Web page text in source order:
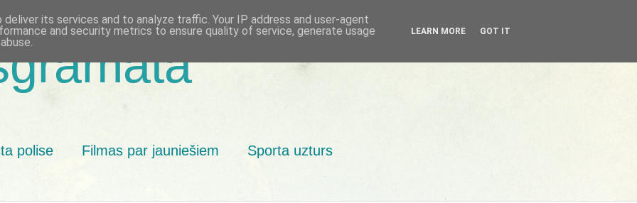
polise Filmas par jauniešiem Sporta uzturs
its services and to analyze traffic. Your IP address and user-agent
and security metrics to ensure quality of service, generate usage
LEARN MORE GOT IT